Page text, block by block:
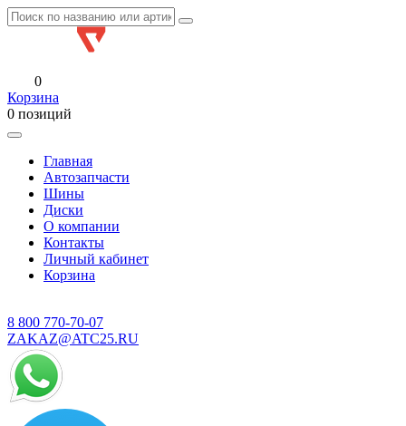
0
Корзина
0 позиций
Главная
Автозапчасти
Шины
Диски
О компании
Контакты
Личный кабинет
Корзина
8 800 770-70-07
ZAKAZ@ATC25.RU